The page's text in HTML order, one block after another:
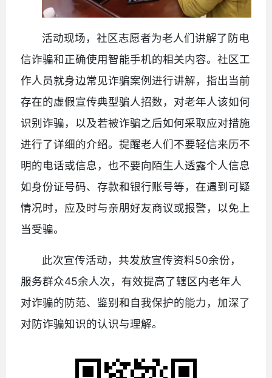
活动现场，社区志愿者为老人们讲解了防电
信诈骗和正确使用智能手机的相关内容。社区工
作人员就身边常见诈骗案例进行讲解，指出当前
存在的虚假宣传典型骗人招数，对老年人该如何
识别诈骗，以及若被诈骗之后如何采取应对措施
进行了详细的介绍。提醒老人们不要轻信来历不
明的电话或信息，也不要向陌生人透露个人信息
如身份证号码、存款和银行账号等，在遇到可疑
情况时，应及时与亲朋好友商议或报警，以免上
当受骗。
此次宣传活动，共发放宣传资料50余份，
服务群众45余人次，有效提高了辖区内老年人
对诈骗的防范、鉴别和自我保护的能力，加深了
对防诈骗知识的认识与理解。